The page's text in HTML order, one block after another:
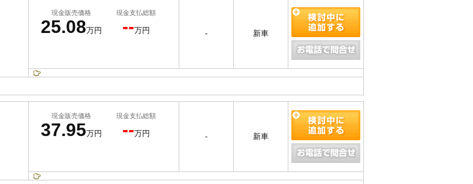
現金販売価格 現金支払総額
25.08万円 --万円 - 新車
現金販売価格 現金支払総額
37.95万円 --万円 - 新車